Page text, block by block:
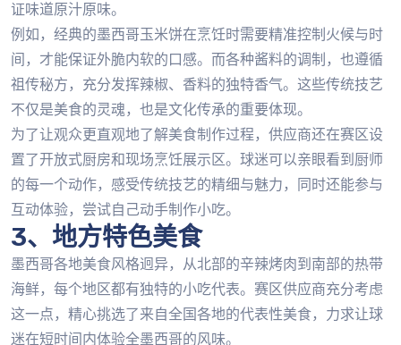
证味道原汁原味。
例如，经典的墨西哥玉米饼在烹饪时需要精准控制火候与时
间，才能保证外脆内软的口感。而各种酱料的调制，也遵循
祖传秘方，充分发挥辣椒、香料的独特香气。这些传统技艺
不仅是美食的灵魂，也是文化传承的重要体现。
为了让观众更直观地了解美食制作过程，供应商还在赛区设
置了开放式厨房和现场烹饪展示区。球迷可以亲眼看到厨师
的每一个动作，感受传统技艺的精细与魅力，同时还能参与
互动体验，尝试自己动手制作小吃。
3、地方特色美食
墨西哥各地美食风格迥异，从北部的辛辣烤肉到南部的热带
海鲜，每个地区都有独特的小吃代表。赛区供应商充分考虑
这一点，精心挑选了来自全国各地的代表性美食，力求让球
迷在短时间内体验全墨西哥的风味。